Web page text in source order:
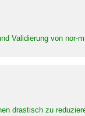
Validierung von
drastisch zu